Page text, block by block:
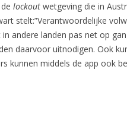
lockout wetgeving die in
stelt:”Verantwoordelijke
andere landen pas net op
daarvoor uitnodigen. Ook
kunnen middels de app ook